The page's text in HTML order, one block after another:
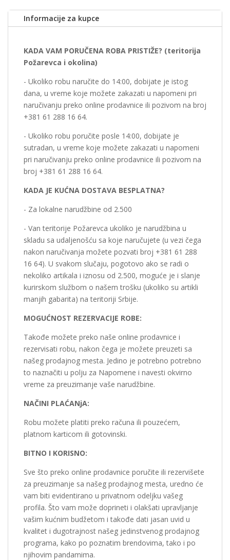
Informacije za kupce
KADA VAM PORUČENA ROBA PRISTIŽE? (teritorija
Požarevca i okolina)
- Ukoliko robu naručite do 14:00, dobijate je istog
dana, u vreme koje možete zakazati u napomeni pri
naručivanju preko online prodavnice ili pozivom na broj
+381 61 288 16 64.
- Ukoliko robu poručite posle 14:00, dobijate je
sutradan, u vreme koje možete zakazati u napomeni
pri naručivanju preko online prodavnice ili pozivom na
broj +381 61 288 16 64.
KADA JE KUĆNA DOSTAVA BESPLATNA?
- Za lokalne narudžbine od 2.500
- Van teritorije Požarevca ukoliko je narudžbina u
skladu sa udaljenošću sa koje naručujete (u vezi čega
nakon naručivanja možete pozvati broj +381 61 288
16 64). U svakom slučaju, pogotovo ako se radi o
nekoliko artikala i iznosu od 2.500, moguće je i slanje
kurirskom službom o našem trošku (ukoliko su artikli
manjih gabarita) na teritoriji Srbije.
MOGUĆNOST REZERVACIJE ROBE:
Takođe možete preko naše online prodavnice i
rezervisati robu, nakon čega je možete preuzeti sa
našeg prodajnog mesta. Jedino je potrebno potrebno
to naznačiti u polju za Napomene i navesti okvirno
vreme za preuzimanje vaše narudžbine.
NAČINI PLAĆANjA:
Robu možete platiti preko računa ili pouzećem,
platnom karticom ili gotovinski.
BITNO I KORISNO:
Sve što preko online prodavnice poručite ili rezervišete
za preuzimanje sa našeg prodajnog mesta, uredno će
vam biti evidentirano u privatnom odeljku vašeg
profila. Što vam može doprineti i olakšati upravljanje
vašim kućnim budžetom i takođe dati jasan uvid u
kvalitet i dugotrajnost našeg jedinstvenog prodajnog
programa, kako po poznatim brendovima, tako i po
njihovim pandamima.